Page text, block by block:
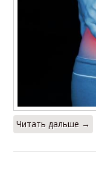
Читать дальше →